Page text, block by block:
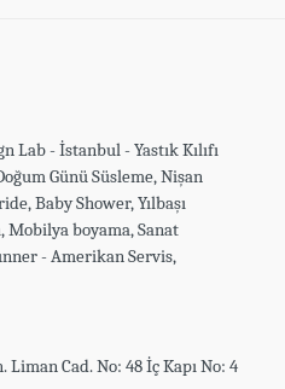
Lab - İstanbul - Yastık Kılıfı
Günü Süsleme, Nişan
Baby Shower, Yılbaşı
Mobilya boyama, Sanat
- Amerikan Servis,
Liman Cad. No: 48 İç Kapı No: 4